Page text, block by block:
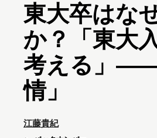
東大卒はな
か？「東大
考える」――
情」
江藤貴紀